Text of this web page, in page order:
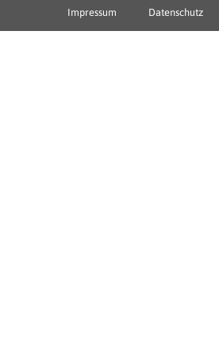
Impressum Datenschutz